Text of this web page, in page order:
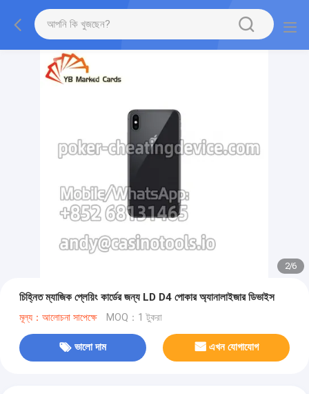
2/6
চিহ্নিত ম্যাজিক প্লেয়িং কার্ডের জন্য LD D4 পোকার অ্যানালাইজার ডিভাইস
মূল্য：আলোচনা সাপেক্ষে MOQ：1 টুকরা
ভালো দাম এখন যোগাযোগ